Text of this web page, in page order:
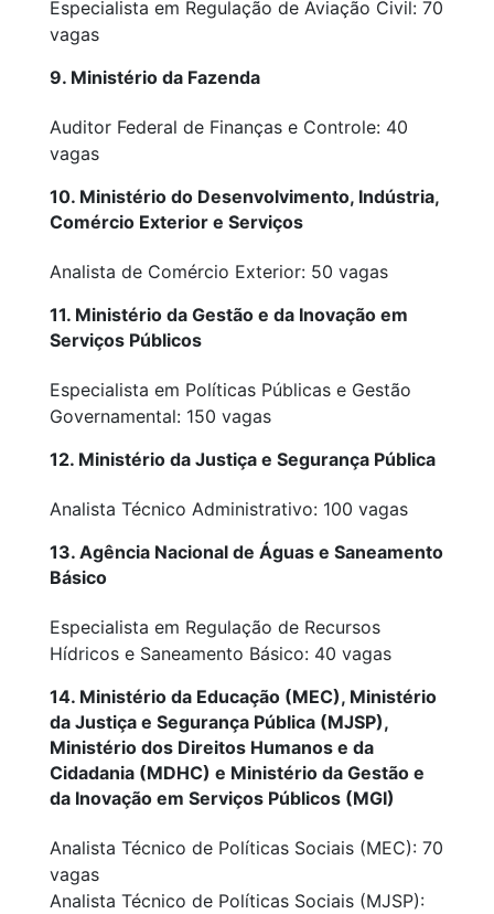
Especialista em Regulação de Aviação Civil: 70
vagas
9. Ministério da Fazenda
Auditor Federal de Finanças e Controle: 40
vagas
10. Ministério do Desenvolvimento, Indústria,
Comércio Exterior e Serviços
Analista de Comércio Exterior: 50 vagas
11. Ministério da Gestão e da Inovação em
Serviços Públicos
Especialista em Políticas Públicas e Gestão
Governamental: 150 vagas
12. Ministério da Justiça e Segurança Pública
Analista Técnico Administrativo: 100 vagas
13. Agência Nacional de Águas e Saneamento
Básico
Especialista em Regulação de Recursos
Hídricos e Saneamento Básico: 40 vagas
14. Ministério da Educação (MEC), Ministério
da Justiça e Segurança Pública (MJSP),
Ministério dos Direitos Humanos e da
Cidadania (MDHC) e Ministério da Gestão e
da Inovação em Serviços Públicos (MGI)
Analista Técnico de Políticas Sociais (MEC): 70
vagas
Analista Técnico de Políticas Sociais (MJSP):